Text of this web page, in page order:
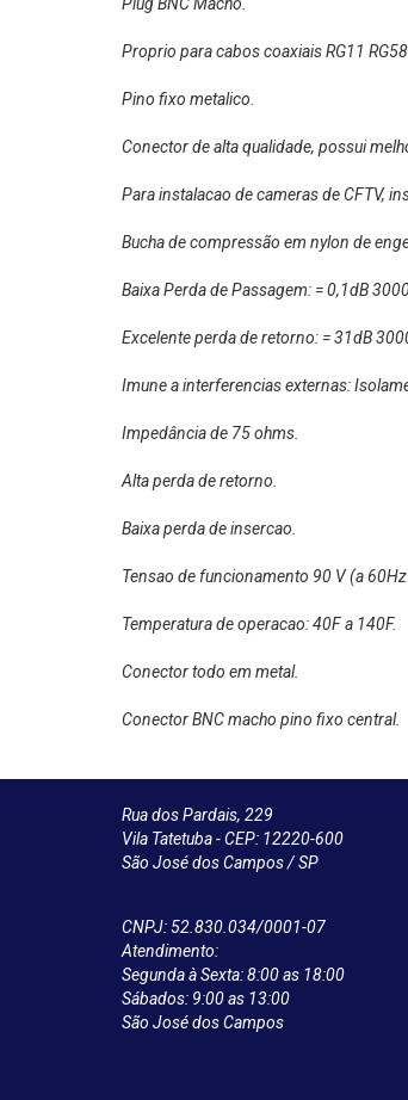
Proprio para cabos coaxiais RG11 RG58
Pino fixo metalico.
Conector de alta qualidade, possui
Para instalacao de cameras de CFTV,
Bucha de compressão em nylon de
Baixa Perda de Passagem: = 0,1dB
Excelente perda de retorno: = 31dB
Imune a interferencias externas:
Impedância de 75 ohms.
Alta perda de retorno.
Baixa perda de insercao.
Tensao de funcionamento 90 V (a 60Hz
Temperatura de operacao: 40F a 140F.
Conector todo em metal.
Conector BNC macho pino fixo central.
Rua dos Pardais, 229
Vila Tatetuba - CEP: 12220-600
São José dos Campos / SP
CNPJ: 52.830.034/0001-07
Atendimento:
Segunda à Sexta: 8:00 as 18:00
Sábados: 9:00 as 13:00
São José dos Campos